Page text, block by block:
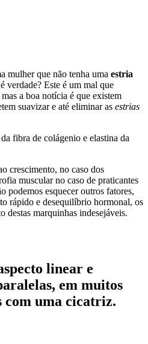
mulher que não tenha uma estria
verdade? Este é um mal que
a boa notícia é que existem
suavizar e até eliminar as estrias
fibra de colágenio e elastina da
crescimento, no caso dos
muscular no caso de praticantes
podemos esquecer outros fatores,
rápido e desequilíbrio hormonal, os
destas marquinhas indesejáveis.
linear e
em muitos
com uma cicatriz.